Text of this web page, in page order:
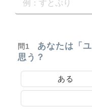
問1
あなたは「
思う？
ある